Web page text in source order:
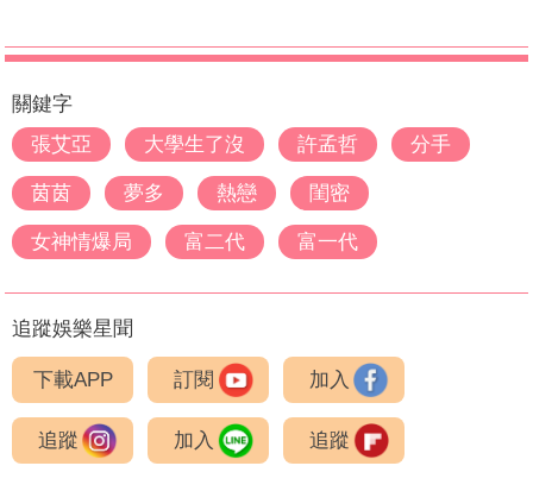
關鍵字
張艾亞
大學生了沒 許孟哲 分手
茵茵 夢多 熱戀 閨密
女神情爆局 富二代 富一代
追蹤娛樂星聞
下載APP 訂閱 加入
追蹤 加入 追蹤